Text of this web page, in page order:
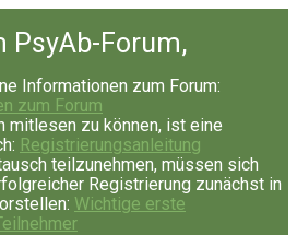
PsyAb-Forum,
Informationen zum Forum:
zum Forum
mitlesen zu können, ist eine
Registrierungsanleitung
teilzunehmen, müssen sich
Registrierung zunächst in
Wichtige erste